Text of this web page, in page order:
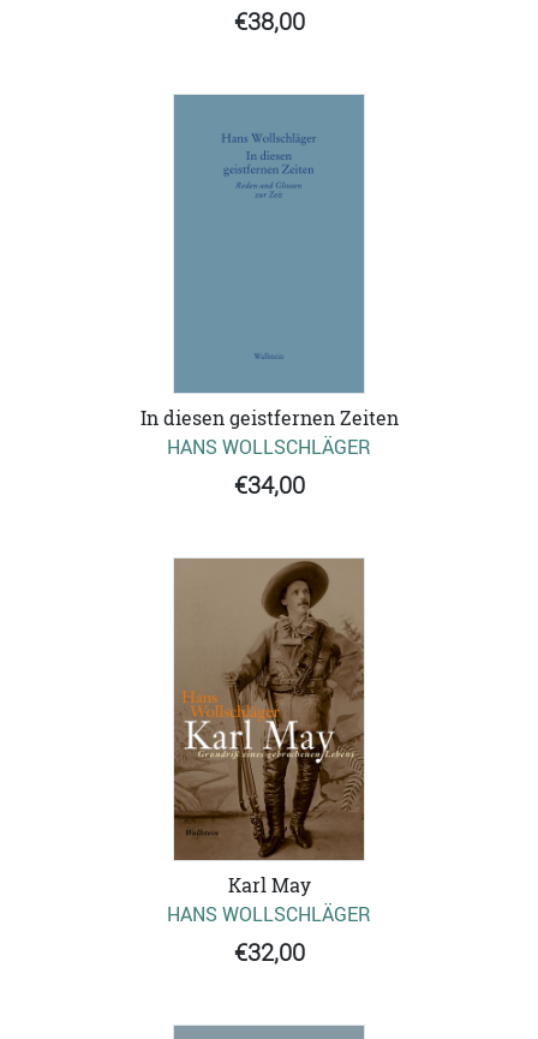
€38,00
In diesen geistfernen Zeiten
HANS WOLLSCHLÄGER
€34,00
Karl May
HANS WOLLSCHLÄGER
€32,00